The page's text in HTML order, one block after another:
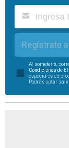
Regístrate
Al someter tu
Condiciones de
especiales de
Podrás optar